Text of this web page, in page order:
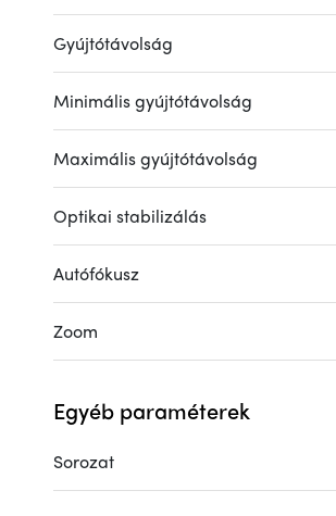
Gyújtótávolság
Minimális gyújtótávolság
Maximális gyújtótávolság
Optikai stabilizálás
Autófókusz
Zoom
Egyéb paraméterek
Sorozat